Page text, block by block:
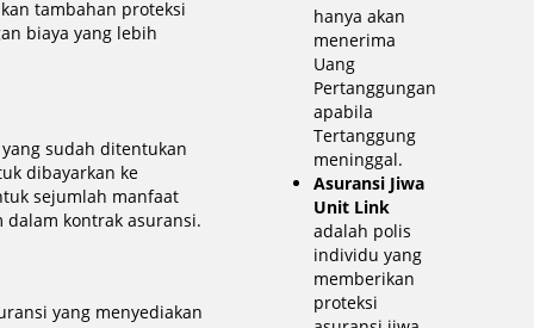
tambahan proteksi
biaya yang lebih
sudah ditentukan
dibayarkan ke
sejumlah manfaat
dalam kontrak asuransi.
yang menyediakan
hanya akan
menerima
Uang
Pertanggungan
apabila
Tertanggung
meninggal.
Asuransi Jiwa
Unit Link
adalah polis
individu yang
memberikan
proteksi